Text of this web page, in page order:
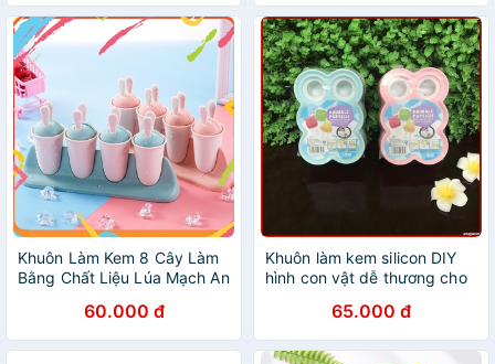
Khuôn Làm Kem 8 Cây Làm
Bằng Chất Liệu Lúa Mạch An
60.000 đ
Khuôn làm kem silicon DIY
hình con vật dễ thương cho
65.000 đ